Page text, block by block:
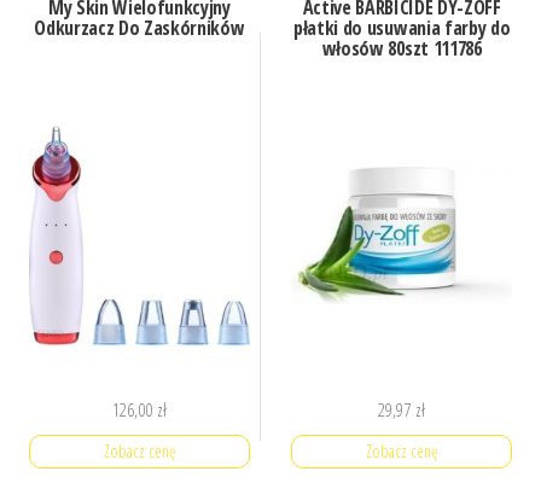
My Skin Wielofunkcyjny
Odkurzacz Do Zaskórników
126,00 zł
Zobacz cenę
Active BARBICIDE DY-ZOFF
płatki do usuwania farby do
włosów 80szt 111786
29,97 zł
Zobacz cenę